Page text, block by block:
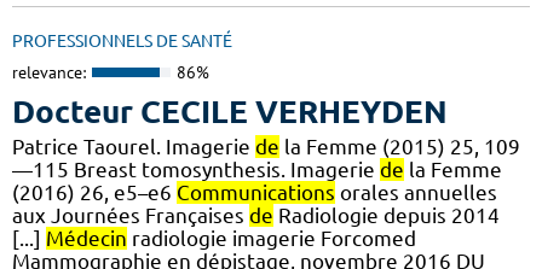
PROFESSIONNELS DE SANTÉ
relevance: 86%
Docteur CECILE VERHEYDEN
Patrice Taourel. Imagerie de la Femme (2015) 25, 109
—115 Breast tomosynthesis. Imagerie de la Femme
(2016) 26, e5–e6 Communications orales annuelles
aux Journées Françaises de Radiologie depuis 2014
[...] Médecin radiologie imagerie Forcomed
Mammographie en dépistage, novembre 2016 DU